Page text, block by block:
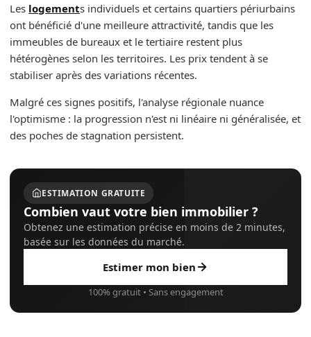
Les logements individuels et certains quartiers périurbains
ont bénéficié d'une meilleure attractivité, tandis que les
immeubles de bureaux et le tertiaire restent plus
hétérogènes selon les territoires. Les prix tendent à se
stabiliser après des variations récentes.
Malgré ces signes positifs, l'analyse régionale nuance
l'optimisme : la progression n'est ni linéaire ni généralisée, et
des poches de stagnation persistent.
ESTIMATION GRATUITE
Combien vaut votre bien immobilier ?
Obtenez une estimation précise en moins de 2 minutes,
basée sur les données du marché.
Estimer mon bien
100% gratuit • Sans engagement